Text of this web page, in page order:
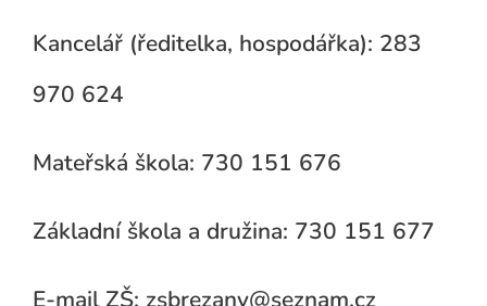
Kancelář (ředitelka, hospodářka): 283
970 624
Mateřská škola: 730 151 676
Základní škola a družina: 730 151 677
E-mail ZŠ: zsbrezany@seznam.cz